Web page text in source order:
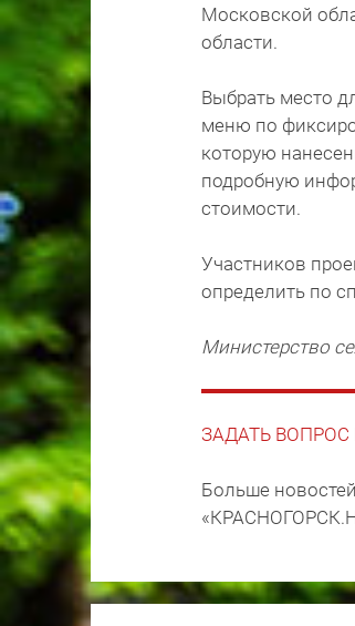
Московской
области.
Выбрать место
меню по
которую
подробную
стоимости.
Участников
определить по
Министерство
ЗАДАТЬ ВОПРОС
Больше